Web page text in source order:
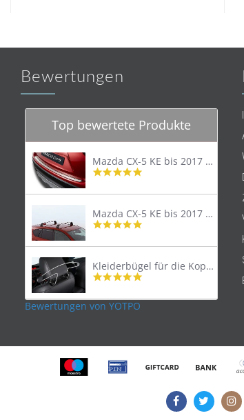
Bewertungen
Top bewertete Produkte
Mazda CX-5 KE bis 2017 Trittschutzleiste Edelstahl original
4.8
rating
Mazda CX-5 KE bis 2017 Lastenträger Dachträger
4.9
rating
Kleiderbügel für die Kopfstütze
4.9
rating
Bewertungen von YOTPO